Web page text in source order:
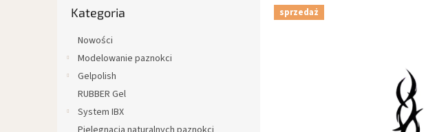
kategorie
Kategoria
Nowości
Modelowanie paznokci
Gelpolish
RUBBER Gel
System IBX
sprzedaż